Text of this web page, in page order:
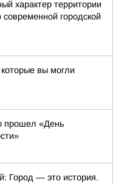
характер территории
городской
вы могли
прошел «День
Город — это история.